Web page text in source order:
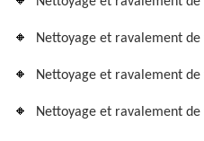
Nettoyage et ravalement
Nettoyage et ravalement de
Nettoyage et ravalement de